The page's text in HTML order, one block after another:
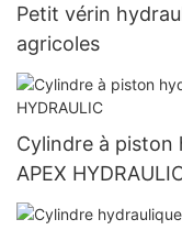
Petit vérin
agricoles
Cylindre à piston
APEX